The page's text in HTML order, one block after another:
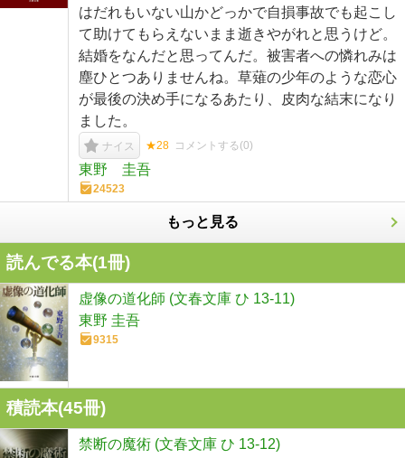
はだれもいない山かどっかで自損事故でも起こし
て助けてもらえないまま逝きやがれと思うけど。
結婚をなんだと思ってんだ。被害者への憐れみは
塵ひとつありませんね。草薙の少年のような恋心
が最後の決め手になるあたり、皮肉な結末になり
ました。
ナイス ★28 コメントする(0)
東野 圭吾
24523
もっと見る
読んでる本(1冊)
虚像の道化師 (文春文庫 ひ 13-11)
東野 圭吾
9315
積読本(45冊)
禁断の魔術 (文春文庫 ひ 13-12)